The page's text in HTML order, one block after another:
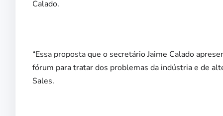
Calado.
“Essa proposta que o secretário Jaime Calado
fórum para tratar dos problemas da indústria e de
Sales.